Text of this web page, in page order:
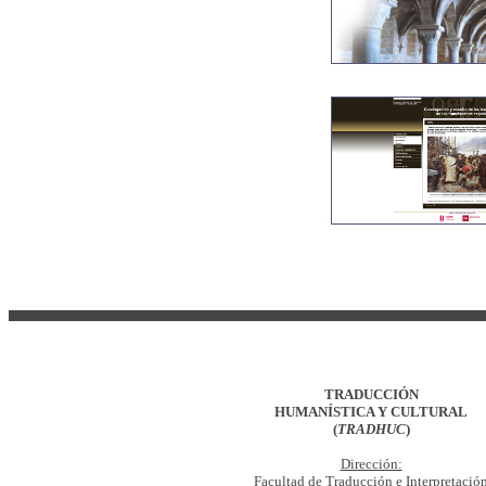
TRADUCCIÓN
HUMANÍSTICA Y CULTURAL
(TRADHUC)
Dirección:
Facultad de Traducción e